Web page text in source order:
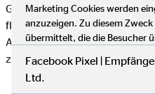
Generator dabei haben muss,
flexibel in der Ausführung
Anbieter also keine Apps zur
zu verlieren.
Marketing Cookies werden
anzuzeigen. Zu diesem
übermittelt, die die Besucher
Facebook Pixel |
Ltd.